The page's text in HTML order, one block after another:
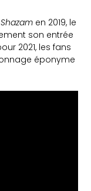
Shazam en 2019, le
son entrée
2021, les fans
éponyme